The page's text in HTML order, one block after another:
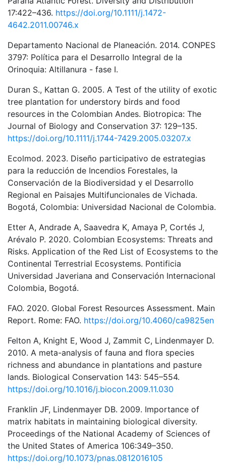
17:422–436. https://doi.org/10.1111/j.1472-
4642.2011.00746.x
Departamento Nacional de Planeación. 2014. CONPES
3797: Política para el Desarrollo Integral de la
Orinoquia: Altillanura - fase I.
Duran S., Kattan G. 2005. A Test of the utility of exotic
tree plantation for understory birds and food
resources in the Colombian Andes. Biotropica: The
Journal of Biology and Conservation 37: 129–135.
https://doi.org/10.1111/j.1744-7429.2005.03207.x
Ecolmod. 2023. Diseño participativo de estrategias
para la reducción de Incendios Forestales, la
Conservación de la Biodiversidad y el Desarrollo
Regional en Paisajes Multifuncionales de Vichada.
Bogotá, Colombia: Universidad Nacional de Colombia.
Etter A, Andrade A, Saavedra K, Amaya P, Cortés J,
Arévalo P. 2020. Colombian Ecosystems: Threats and
Risks. Application of the Red List of Ecosystems to the
Continental Terrestrial Ecosystems. Pontificia
Universidad Javeriana and Conservación Internacional
Colombia, Bogotá.
FAO. 2020. Global Forest Resources Assessment. Main
Report. Rome: FAO. https://doi.org/10.4060/ca9825en
Felton A, Knight E, Wood J, Zammit C, Lindenmayer D.
2010. A meta-analysis of fauna and flora species
richness and abundance in plantations and pasture
lands. Biological Conservation 143: 545–554.
https://doi.org/10.1016/j.biocon.2009.11.030
Franklin JF, Lindenmayer DB. 2009. Importance of
matrix habitats in maintaining biological diversity.
Proceedings of the National Academy of Sciences of
the United States of America 106:349–350.
https://doi.org/10.1073/pnas.0812016105